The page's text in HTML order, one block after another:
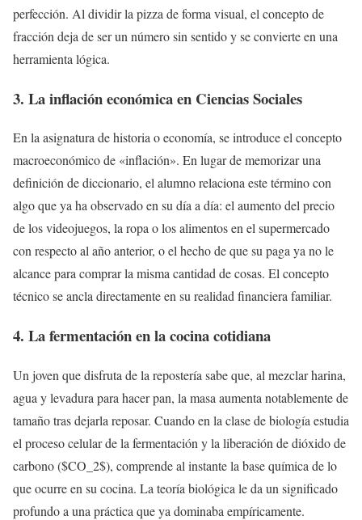
perfección. Al dividir la pizza de forma visual, el concepto de
fracción deja de ser un número sin sentido y se convierte en una
herramienta lógica.
3. La inflación económica en Ciencias Sociales
En la asignatura de historia o economía, se introduce el concepto
macroeconómico de «inflación». En lugar de memorizar una
definición de diccionario, el alumno relaciona este término con
algo que ya ha observado en su día a día: el aumento del precio
de los videojuegos, la ropa o los alimentos en el supermercado
con respecto al año anterior, o el hecho de que su paga ya no le
alcance para comprar la misma cantidad de cosas. El concepto
técnico se ancla directamente en su realidad financiera familiar.
4. La fermentación en la cocina cotidiana
Un joven que disfruta de la repostería sabe que, al mezclar harina,
agua y levadura para hacer pan, la masa aumenta notablemente de
tamaño tras dejarla reposar. Cuando en la clase de biología estudia
el proceso celular de la fermentación y la liberación de dióxido de
carbono ($CO_2$), comprende al instante la base química de lo
que ocurre en su cocina. La teoría biológica le da un significado
profundo a una práctica que ya dominaba empíricamente.